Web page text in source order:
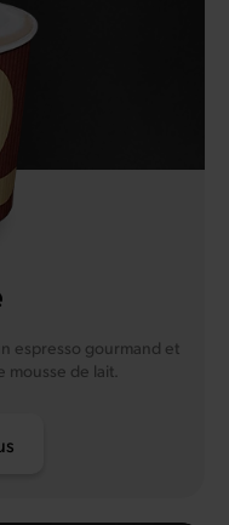
espresso gourmand et
mousse de lait.